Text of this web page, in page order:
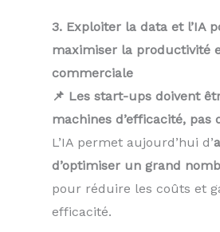
3. Exploiter la data et l’IA
maximiser la productivité
commerciale
📌 Les start-ups doivent
machines d’efficacité, pas
L’IA permet aujourd’hui d’
d’optimiser un grand
pour réduire les coûts et
efficacité.